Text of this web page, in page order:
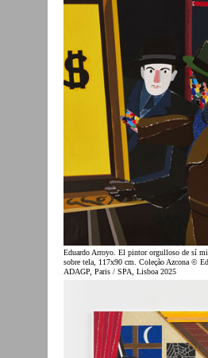
Eduardo Arroyo. El pintor orgulloso de sí
sobre tela, 117x90 cm. Coleção Azcona ©
ADAGP, Paris / SPA, Lisboa 2025